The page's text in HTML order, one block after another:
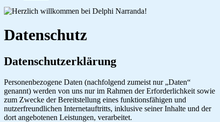
Datenschutz
Datenschutzerklärung
Personenbezogene Daten (nachfolgend zumeist nur „Daten“
genannt) werden von uns nur im Rahmen der Erforderlichkeit sowie
zum Zwecke der Bereitstellung eines funktionsfähigen und
nutzerfreundlichen Internetauftritts, inklusive seiner Inhalte und der
dort angebotenen Leistungen, verarbeitet.